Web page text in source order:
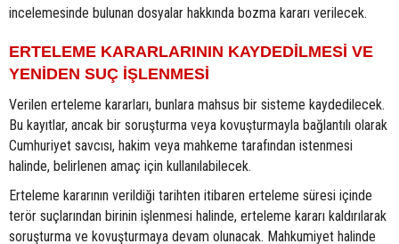
incelemesinde bulunan dosyalar hakkında bozma kararı verilecek.
ERTELEME KARARLARININ KAYDEDİLMESİ VE
YENİDEN SUÇ İŞLENMESİ
Verilen erteleme kararları, bunlara mahsus bir sisteme kaydedilecek.
Bu kayıtlar, ancak bir soruşturma veya kovuşturmayla bağlantılı olarak
Cumhuriyet savcısı, hakim veya mahkeme tarafından istenmesi
halinde, belirlenen amaç için kullanılabilecek.
Erteleme kararının verildiği tarihten itibaren erteleme süresi içinde
terör suçlarından birinin işlenmesi halinde, erteleme kararı kaldırılarak
soruşturma ve kovuşturmaya devam olunacak. Mahkumiyet halinde